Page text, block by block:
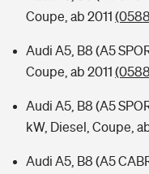
Coupe, ab 2011
Audi A5, B8 (A5
Coupe, ab 2011
Audi A5, B8 (A5
kW, Diesel, Coupe,
Audi A5, B8 (A5